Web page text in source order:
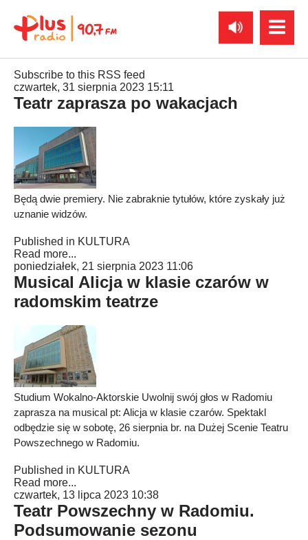
Subscribe to this RSS feed
czwartek, 31 sierpnia 2023 15:11
Teatr zaprasza po wakacjach
Będą dwie premiery. Nie zabraknie tytułów, które zyskały już
uznanie widzów.
Published in KULTURA
Read more...
poniedziałek, 21 sierpnia 2023 11:06
Musical Alicja w klasie czarów w
radomskim teatrze
Studium Wokalno-Aktorskie Uwolnij swój głos w Radomiu
zaprasza na musical pt: Alicja w klasie czarów. Spektakl
odbędzie się w sobotę, 26 sierpnia br. na Dużej Scenie Teatru
Powszechnego w Radomiu.
Published in KULTURA
Read more...
czwartek, 13 lipca 2023 10:38
Teatr Powszechny w Radomiu.
Podsumowanie sezonu